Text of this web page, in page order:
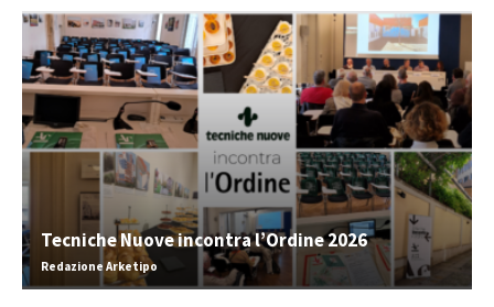
Tecniche Nuove incontra l’Ordine 2026
Redazione Arketipo